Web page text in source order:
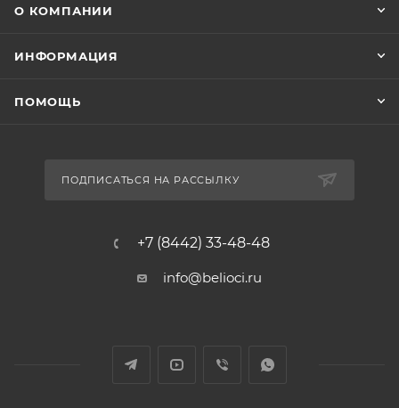
О КОМПАНИИ
ИНФОРМАЦИЯ
ПОМОЩЬ
ПОДПИСАТЬСЯ НА РАССЫЛКУ
+7 (8442) 33-48-48
info@belioci.ru